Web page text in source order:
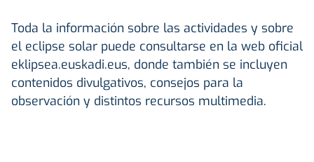
Toda la información sobre las actividades y sobre
el eclipse solar puede consultarse en la web oficial
eklipsea.euskadi.eus, donde también se incluyen
contenidos divulgativos, consejos para la
observación y distintos recursos multimedia.